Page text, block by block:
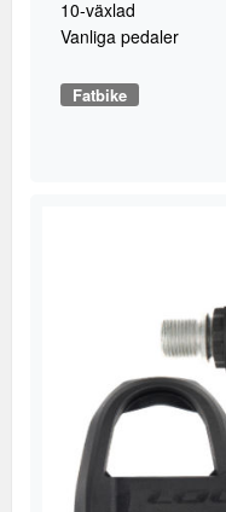
Fatbike
10-växlad
Vanliga pedaler